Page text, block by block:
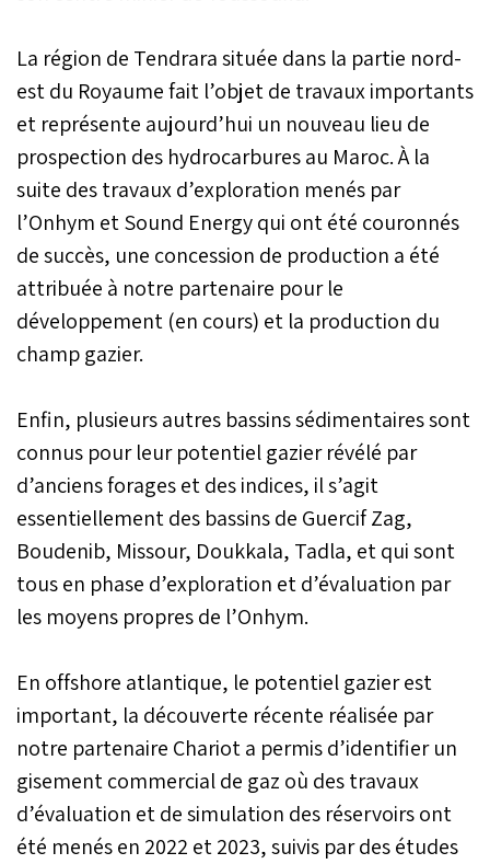
La région de Tendrara située dans la partie nord-
est du Royaume fait l’objet de travaux importants
et représente aujourd’hui un nouveau lieu de
prospection des hydrocarbures au Maroc. À la
suite des travaux d’exploration menés par
l’Onhym et Sound Energy qui ont été couronnés
de succès, une concession de production a été
attribuée à notre partenaire pour le
développement (en cours) et la production du
champ gazier.
Enfin, plusieurs autres bassins sédimentaires sont
connus pour leur potentiel gazier révélé par
d’anciens forages et des indices, il s’agit
essentiellement des bassins de Guercif Zag,
Boudenib, Missour, Doukkala, Tadla, et qui sont
tous en phase d’exploration et d’évaluation par
les moyens propres de l’Onhym.
En offshore atlantique, le potentiel gazier est
important, la découverte récente réalisée par
notre partenaire Chariot a permis d’identifier un
gisement commercial de gaz où des travaux
d’évaluation et de simulation des réservoirs ont
été menés en 2022 et 2023, suivis par des études